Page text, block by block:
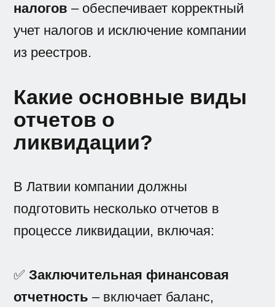
налогов – обеспечивает корректный
учет налогов и исключение компании
из реестров.
Какие основные виды
отчетов о
ликвидации?
В Латвии компании должны
подготовить несколько отчетов в
процессе ликвидации, включая:
✅Заключительная финансовая
отчетность – включает баланс,